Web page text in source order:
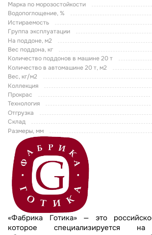
Марка по морозостойкости
Водопоглощение, %
Истираемость
Группа эксплуатации
На поддоне, м2
Вес поддона, кг
Количество поддонов в машине 20 т
Количество в автомашине 20 т, м2
Вес, кг/м2
Коллекция
Прокрас
Технология
Отгрузка
Склад
Размеры, мм
«Фабрика Готика» — это
которое специализируется на